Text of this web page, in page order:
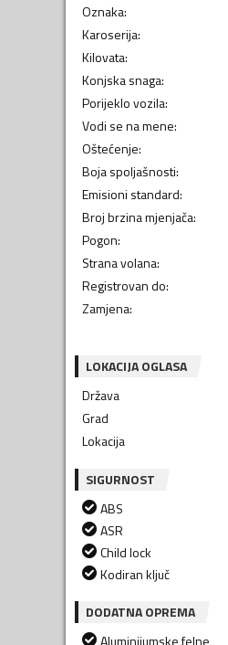
Oznaka:
Karoserija:
Kilovata:
Konjska snaga:
Porijeklo vozila:
Vodi se na mene:
Oštećenje:
Boja spoljašnosti:
Emisioni standard:
Broj brzina mjenjača:
Pogon:
Strana volana:
Registrovan do:
Zamjena:
LOKACIJA OGLASA
Država
Grad
Lokacija
SIGURNOST
ABS
ASR
Child lock
Kodiran ključ
DODATNA OPREMA
Aluminijumske felne